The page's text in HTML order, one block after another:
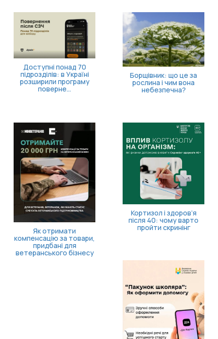
Доступні понад 70
підрозділів: в Україні
розширили програму
поверне...
Борщівник: що це за
рослина і чим вона
небезпечна?
Як отримати
компенсацію за товари,
придбані для
ветеранського бізнесу
Кортизол і здоров’я
після 40: чому варто
пройти скринінг